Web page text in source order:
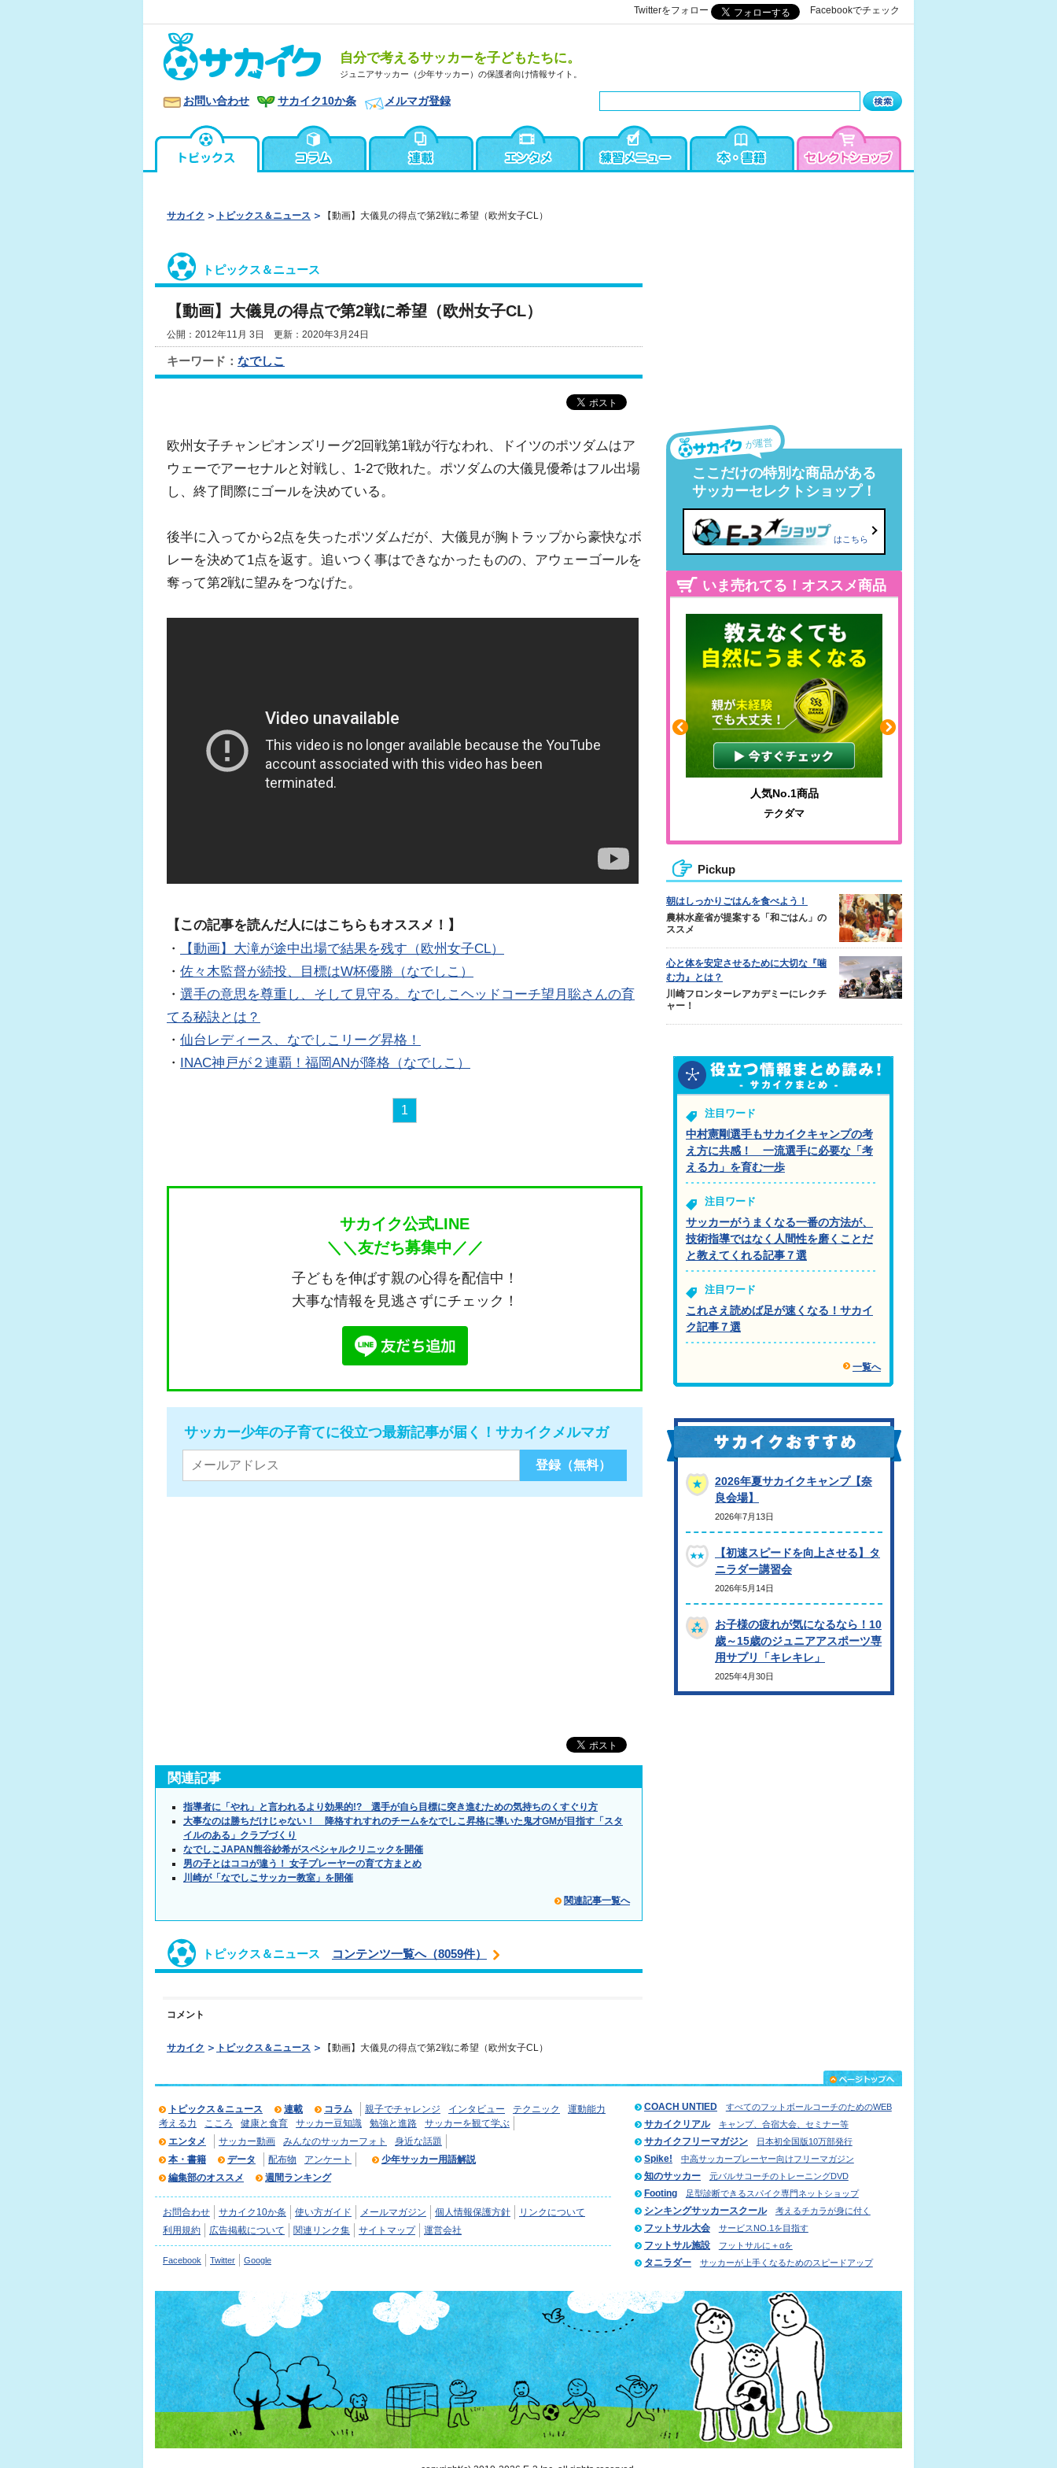
Twitterをフォロー Facebookでチェック
自分で考えるサッカーを子どもたちに。
ジュニアサッカー（少年サッカー）の保護者向け情報サイト。
お問い合わせ サカイク10か条 メルマガ登録
サカイク トピックス＆ニュース 【動画】大儀見の得点で第2戦に希望（欧州女子CL）
トピックス＆ニュース
【動画】大儀見の得点で第2戦に希望（欧州女子CL）
公開：2012年11月 3日 更新：2020年3月24日
キーワード： なでしこ
欧州女子チャンピオンズリーグ2回戦第1戦が行なわれ、ドイツのポツダムはア
ウェーでアーセナルと対戦し、1-2で敗れた。ポツダムの大儀見優希はフル出場
し、終了間際にゴールを決めている。
後半に入ってから2点を失ったポツダムだが、大儀見が胸トラップから豪快なボ
レーを決めて1点を返す。追いつく事はできなかったものの、アウェーゴールを
奪って第2戦に望みをつなげた。
【この記事を読んだ人にはこちらもオススメ！】
・
【動画】大滝が途中出場で結果を残す（欧州女子CL）
・ 佐々木監督が続投、目標はW杯優勝（なでしこ）
・ 選手の意思を尊重し、そして見守る。なでしこヘッドコーチ望月聡さんの育
てる秘訣とは？
・ 仙台レディース、なでしこリーグ昇格！
・ INAC神戸が２連覇！福岡ANが降格（なでしこ）
1
サカイク公式LINE
＼＼友だち募集中／／
子どもを伸ばす親の心得を配信中！
大事な情報を見逃さずにチェック！
サッカー少年の子育てに役立つ最新記事が届く！サカイクメルマガ
関連記事
指導者に「やれ」と言われるより効果的!? 選手が自ら目標に突き進むための気持ちのくすぐり方
大事なのは勝ちだけじゃない！ 降格すれすれのチームをなでしこ昇格に導いた鬼才GMが目指す「スタ
イルのある」クラブづくり
なでしこJAPAN熊谷紗希がスペシャルクリニックを開催
男の子とはココが違う！ 女子プレーヤーの育て方まとめ
川崎が「なでしこサッカー教室」を開催
関連記事一覧へ
トピックス＆ニュース コンテンツ一覧へ（8059件）
コメント
サカイク トピックス＆ニュース 【動画】大儀見の得点で第2戦に希望（欧州女子CL）
が運営
ここだけの特別な商品がある
サッカーセレクトショップ！
はこちら
いま売れてる！オススメ商品
人気No.1商品
テクダマ
Pickup
朝はしっかりごはんを食べよう！
農林水産省が提案する「和ごはん」の
ススメ
心と体を安定させるために大切な『噛
む力』とは？
川崎フロンターレアカデミーにレクチ
ャー！
注目ワード
中村憲剛選手もサカイクキャンプの考
え方に共感！ 一流選手に必要な「考
える力」を育む一歩
注目ワード
サッカーがうまくなる一番の方法が、
技術指導ではなく人間性を磨くことだ
と教えてくれる記事７選
注目ワード
これさえ読めば足が速くなる！サカイ
ク記事７選
一覧へ
2026年夏サカイクキャンプ【奈
良会場】
2026年7月13日
【初速スピードを向上させる】タ
ニラダー講習会
2026年5月14日
お子様の疲れが気になるなら！10
歳～15歳のジュニアアスポーツ専
用サプリ「キレキレ」
2025年4月30日
トピックス＆ニュース 連載 コラム 親子でチャレンジ インタビュー テクニック
運動能力
考える力
こころ 健康と食育 サッカー豆知識 勉強と進路
サッカーを観て学ぶ
エンタメ
サッカー動画 みんなのサッカーフォト
身近な話題
本・書籍
データ 配布物 アンケート
少年サッカー用語解説
編集部のオススメ
週間ランキング
お問合わせ サカイク10か条 使い方ガイド メールマガジン 個人情報保護方針
リンクについて
利用規約
広告掲載について 関連リンク集 サイトマップ 運営会社
Facebook Twitter Google
COACH UNTIED すべてのフットボールコーチのためのWEB
サカイクリアル キャンプ、合宿大会、セミナー等
サカイクフリーマガジン 日本初全国版10万部発行
Spike! 中高サッカープレーヤー向けフリーマガジン
知のサッカー 元バルサコーチのトレーニングDVD
Footing 足型診断できるスパイク専門ネットショップ
シンキングサッカースクール 考えるチカラが身に付く
フットサル大会 サービスNO.1を目指す
フットサル施設 フットサルに＋αを
タニラダー サッカーが上手くなるためのスピードアップ